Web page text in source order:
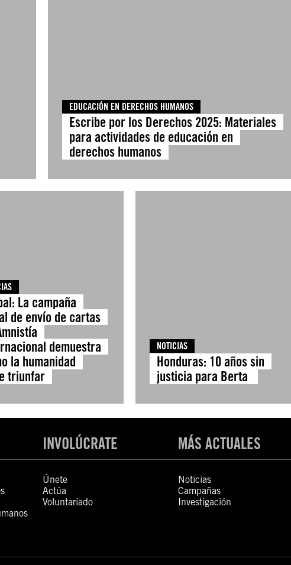
EDUCACIÓN EN DERECHOS HUMANOS
Escribe por los Derechos 2025: Materiales
para actividades de educación en
derechos humanos
La campaña
de envío de cartas
demuestra
la humanidad
triunfar
NOTICIAS
Honduras: 10 años sin
justicia para Berta
INVOLÚCRATE
Únete
Actúa
Voluntariado
MÁS ACTUALES
Noticias
Campañas
Investigación